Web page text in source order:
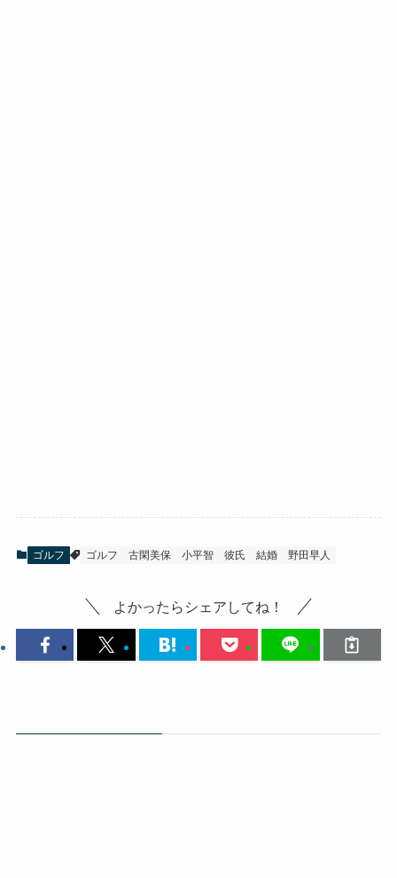
ゴルフ ゴルフ 古閑美保 小平智 彼氏 結婚 野田早人
よかったらシェアしてね！